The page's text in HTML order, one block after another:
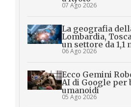
07 Ago 2026
La geografia
Lombardia,
un settore da 1,1
06 Ago 2026
Ecco Gemini
AI di Google per
umanoidi
05 Ago 2026